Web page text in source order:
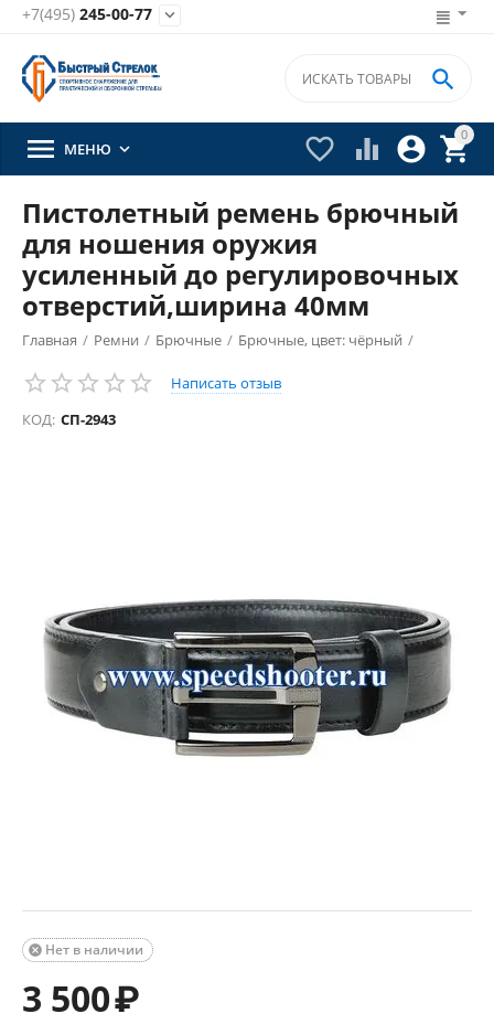
+7(495) 245-00-77 
0


 

 МЕНЮ 
Пистолетный ремень брючный
для ношения оружия
усиленный до регулировочных
отверстий,ширина 40мм
Главная / Ремни / Брючные / Брючные, цвет: чёрный /
Написать отзыв
КОД: СП-2943
Нет в наличии

3 500₽